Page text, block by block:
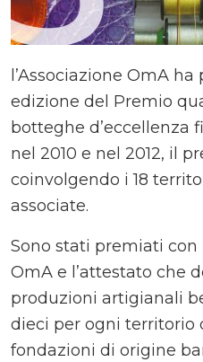
l’Associazione OmA
edizione del Premio
botteghe d’eccellenza
nel 2010 e nel 2012, il
coinvolgendo i 18
associate.
Sono stati premiati
OmA e l’attestato che
produzioni artigianali
dieci per ogni territorio
fondazioni di origine